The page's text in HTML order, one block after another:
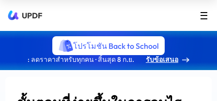
UPDF
โปรโมชัน Back to School
: ลดราคาสำหรับทุกคน · สิ้นสุด 8 ก.ย. รับข้อเสนอ